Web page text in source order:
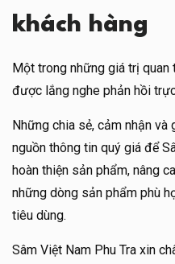
khách hàng
Một trong những giá trị
được lắng nghe phản hồi
Những chia sẻ, cảm nhận và
nguồn thông tin quý giá để
hoàn thiện sản phẩm, nâng
những dòng sản phẩm phù
tiêu dùng.
Sâm Việt Nam Phu Tra xin